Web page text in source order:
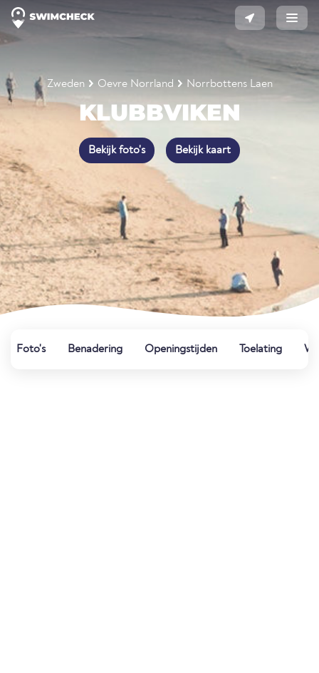
Zweden Oevre Norrland Norrbottens Laen
KLUBBVIKEN
Bekijk foto's Bekijk kaart
Foto's Benadering Openingstijden Toelating